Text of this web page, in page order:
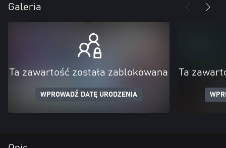
Galeria
Ta zawartość została zablokowana
WPROWADŹ DATĘ URODZENIA
Ta